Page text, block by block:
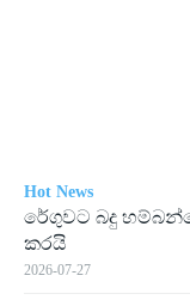
Hot News
රේගු­වට බදු
කරයි
2026-07-27